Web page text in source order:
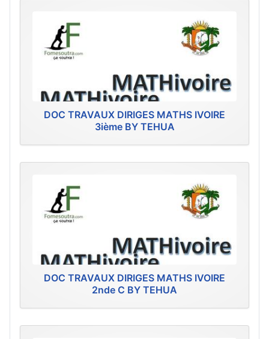
DOC TRAVAUX DIRIGES MATHS IVOIRE
3ième BY TEHUA
DOC TRAVAUX DIRIGES MATHS IVOIRE
2nde C BY TEHUA